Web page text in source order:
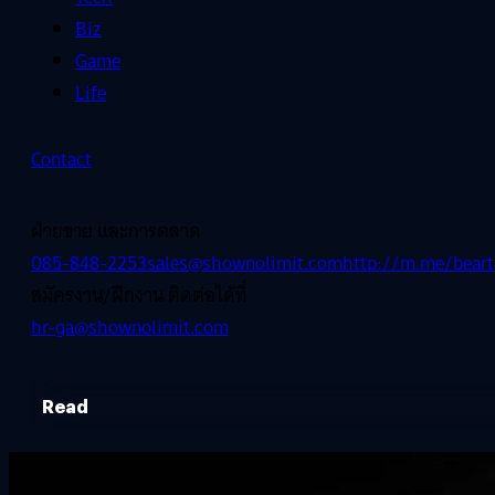
Biz
Game
Life
Contact
ฝ่ายขาย และการตลาด
085-848-2253sales@shownolimit.comhttp://m.me/
สมัครงาน/ฝึกงาน ติดต่อได้ที่
hr-ga@shownolimit.com
Read